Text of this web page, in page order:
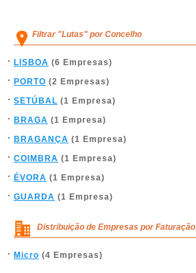
Filtrar "Lutas" por Concelho
LISBOA (6 Empresas)
PORTO (2 Empresas)
SETÚBAL (1 Empresa)
BRAGA (1 Empresa)
BRAGANÇA (1 Empresa)
COIMBRA (1 Empresa)
ÉVORA (1 Empresa)
GUARDA (1 Empresa)
Distribuição de Empresas por Faturação
Micro (4 Empresas)